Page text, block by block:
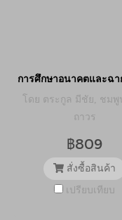
การศึกษาอนาคตและฉ
โดย ตระกูล มีชัย, ชมพู
ถาวร
฿809
สั่งซื้อสินค้า
เปรียบเทียบ